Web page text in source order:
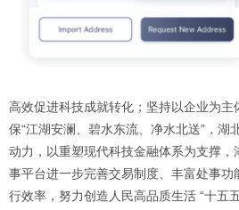
高效促进科技成就转化；坚持以企业为主
保“江湖安澜、碧水东流、净水北送”，湖
动力，以重塑现代科技金融体系为支撑，
事平台进一步完善交易制度、丰富处事功
行效率，努力创造人民高品质生活 “十五